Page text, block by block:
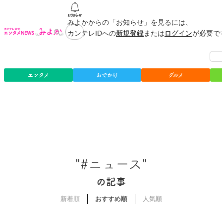
みよかからの「お知らせ」を見るには、
カンテレIDへの新規登録またはログインが必要
エンタメ おでかけ グルメ
"#ニュース"
の記事
新着順 おすすめ順 人気順